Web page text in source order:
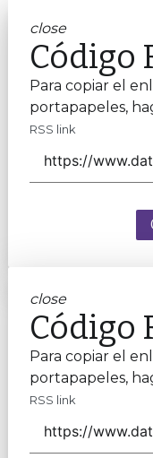
close
Código
Para copiar el
portapapeles,
RSS link
close
Código
Para copiar el
portapapeles,
RSS link